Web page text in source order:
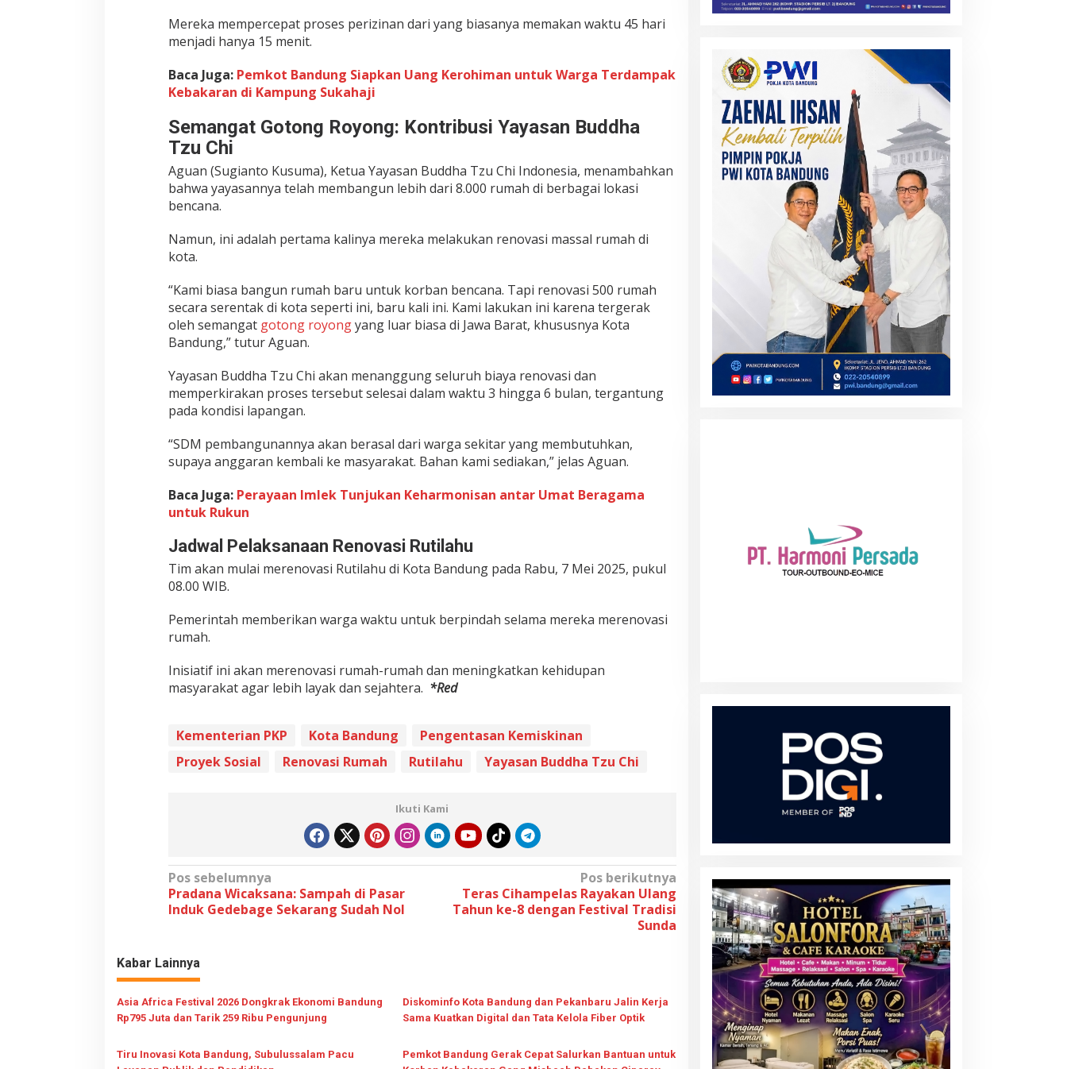
Mereka mempercepat proses perizinan dari yang biasanya memakan waktu 45 hari
menjadi hanya 15 menit.
Baca Juga: Pemkot Bandung Siapkan Uang Kerohiman untuk Warga Terdampak
Kebakaran di Kampung Sukahaji
Semangat Gotong Royong: Kontribusi Yayasan Buddha
Tzu Chi
Aguan (Sugianto Kusuma), Ketua Yayasan Buddha Tzu Chi Indonesia, menambahkan
bahwa yayasannya telah membangun lebih dari 8.000 rumah di berbagai lokasi
bencana.
Namun, ini adalah pertama kalinya mereka melakukan renovasi massal rumah di
kota.
“Kami biasa bangun rumah baru untuk korban bencana. Tapi renovasi 500 rumah
secara serentak di kota seperti ini, baru kali ini. Kami lakukan ini karena tergerak
oleh semangat gotong royongyang luar biasa di Jawa Barat, khususnya Kota
Bandung,” tutur Aguan.
Yayasan Buddha Tzu Chi akan menanggung seluruh biaya renovasi dan
memperkirakan proses tersebut selesai dalam waktu 3 hingga 6 bulan, tergantung
pada kondisi lapangan.
“SDM pembangunannya akan berasal dari warga sekitar yang membutuhkan,
supaya anggaran kembali ke masyarakat. Bahan kami sediakan,” jelas Aguan.
Baca Juga: Perayaan Imlek Tunjukan Keharmonisan antar Umat Beragama
untuk Rukun
Jadwal Pelaksanaan Renovasi Rutilahu
Tim akan mulai merenovasi Rutilahu di Kota Bandung pada Rabu, 7 Mei 2025, pukul
08.00 WIB.
Pemerintah memberikan warga waktu untuk berpindah selama mereka merenovasi
rumah.
Inisiatif ini akan merenovasi rumah-rumah dan meningkatkan kehidupan
masyarakat agar lebih layak dan sejahtera. *Red
Kementerian PKP Kota Bandung
Pengentasan Kemiskinan
Proyek Sosial
Renovasi Rumah Rutilahu Yayasan Buddha Tzu Chi
Ikuti Kami
N
a
g
s
p
Pos sebelumnya
Pradana Wicaksana: Sampah di Pasar
Induk Gedebage Sekarang Sudah Nol
Pos berikutnya
Teras Cihampelas Rayakan Ulang
Tahun ke-8 dengan Festival Tradisi
Sunda
Kabar Lainnya
Asia Africa Festival 2026 Dongkrak Ekonomi Bandung
Rp795 Juta dan Tarik 259 Ribu Pengunjung
Diskominfo Kota Bandung dan Pekanbaru Jalin Kerja
Sama Kuatkan Digital dan Tata Kelola Fiber Optik
Tiru Inovasi Kota Bandung, Subulussalam Pacu
Pemkot Bandung Gerak Cepat Salurkan Bantuan untuk